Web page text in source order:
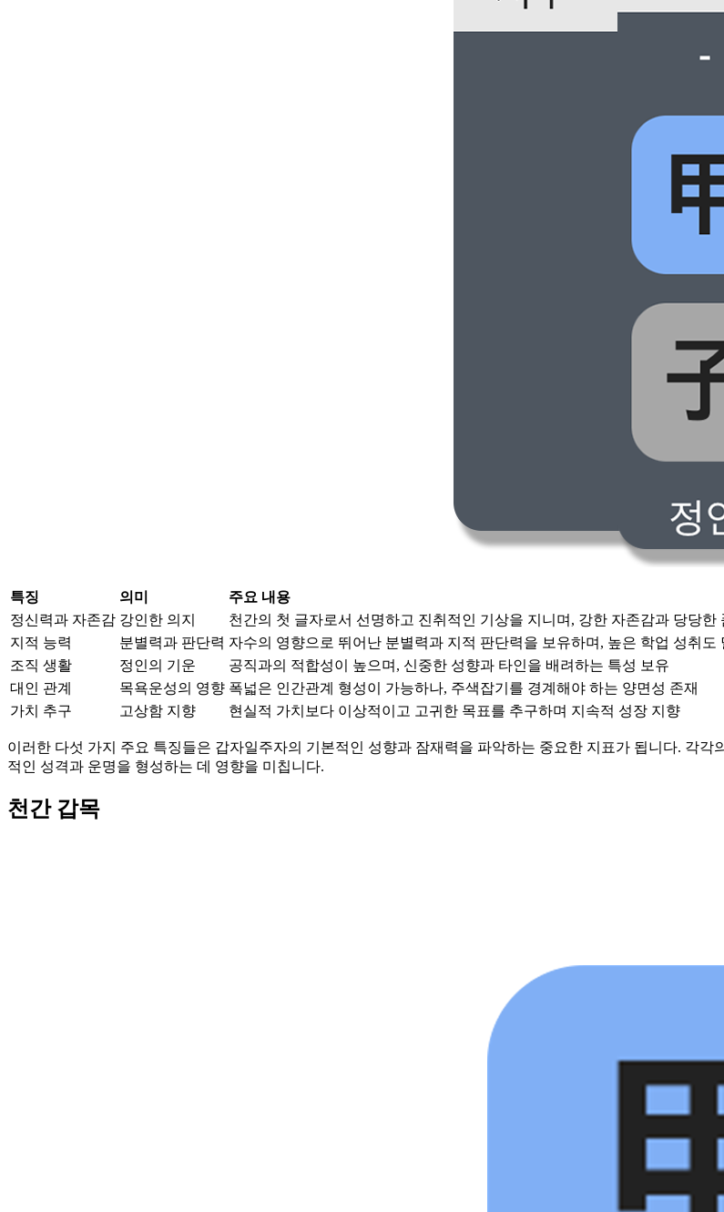
특징 의미
주요 내용
정신력과 자존감 강인한 의지
천간의 첫 글자로서 선명하고 진취적인 기상을 지니며, 강한 자존감과 당당한
지적 능력
분별력과 판단력 자수의 영향으로 뛰어난 분별력과 지적 판단력을 보유하며, 높은 학업 성취도
조직 생활
정인의 기운
공직과의 적합성이 높으며, 신중한 성향과 타인을 배려하는 특성 보유
대인 관계
목욕운성의 영향 폭넓은 인간관계 형성이 가능하나, 주색잡기를 경계해야 하는 양면성 존재
가치 추구
고상함 지향 현실적 가치보다 이상적이고 고귀한 목표를 추구하며 지속적 성장 지향
이러한 다섯 가지 주요 특징들은 갑자일주자의 기본적인 성향과 잠재력을 파악하는 중요한 지표가 됩니다. 각
적인 성격과 운명을 형성하는 데 영향을 미칩니다.
천간 갑목